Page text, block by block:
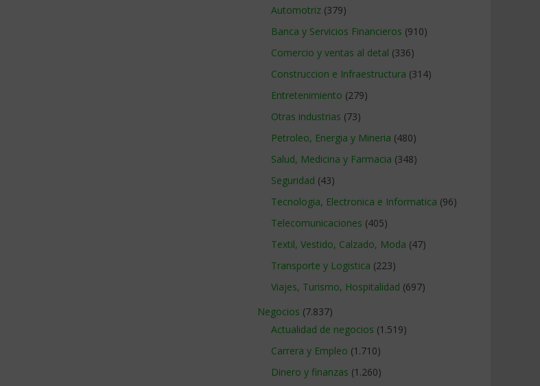
Automotriz (379)
Banca y Servicios Financieros (910)
Comercio y ventas al detal (336)
Construccion e Infraestructura (314)
Entretenimiento (279)
Otras industrias (73)
Petroleo, Energia y Mineria (480)
Salud, Medicina y Farmacia (348)
Seguridad (43)
Tecnologia, Electronica e Informatica (96)
Telecomunicaciones (405)
Textil, Vestido, Calzado, Moda (47)
Transporte y Logistica (223)
Viajes, Turismo, Hospitalidad (697)
Negocios (7.837)
Actualidad de negocios (1.519)
Carrera y Empleo (1.710)
Dinero y finanzas (1.260)